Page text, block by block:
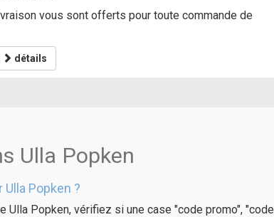
vous sont offerts pour toute commande de
détails
Ulla Popken
Popken ?
Ulla Popken, vérifiez si une case "code promo", "code